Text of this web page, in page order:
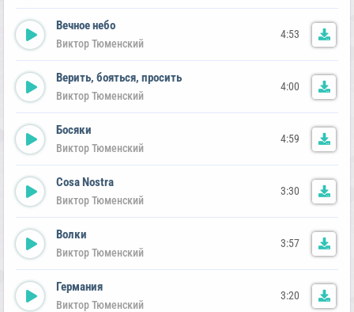
Вечное небо
Виктор Тюменский
4:53
Верить, бояться, просить
Виктор Тюменский
4:00
Босяки
Виктор Тюменский
4:59
Cosa Nostra
Виктор Тюменский
3:30
Волки
Виктор Тюменский
3:57
Германия
Виктор Тюменский
3:20